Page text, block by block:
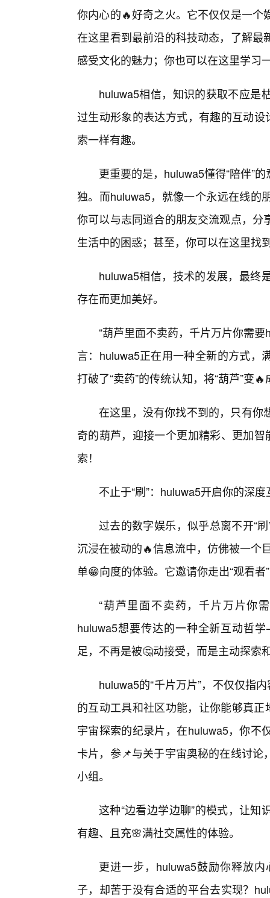
你内心的🔥好奇之火。它不仅仅是一
在这里看到最前沿的科技动态，了解
感受文化的魅力；你也可以在这里学习
huluwa5相信，知识的获取不应是
过生动形象的表达方式，有趣的互动
索一样有趣。
更重要的是，huluwa5懂得“陪伴”
独。而huluwa5，就像一个永远在线的
你可以与志同道合的朋友交流观点，
生活中的困惑；甚至，你可以在这里找
huluwa5相信，技术的发展，最终
存在而更加美好。
“葫芦里面不卖药，千片万片你需
言：huluwa5正在用一种全新的方式，
打破了“卖药”的传统认知，将“葫芦”变
在这里，没有你找不到的，只有你
奇的葫芦，迎接一个更加精彩、更加
索！
不止于“刷”：huluwa5开启你的深
过去的数字娱乐，似乎总离不开“
沉浸在被动的🔥信息流中，仿佛被一个
单😁向度的体验。它邀请你走出“观看者
“葫芦里面不卖药，千片万片你
huluwa5想要传达的一种全新互动哲
足，不再是被🤔动接受，而是主动探索
huluwa5的“千片万片”，不仅仅指
的互动工具和社区功能，让你能够真
宇宙探索的纪录片，在huluwa5，你不
卡片，参📌与关于宇宙奥秘的在线讨
小组。
这种“边看边学边聊”的模式，让
有趣、且充🌸满社交属性的体验。
更进一步，huluwa5鼓励你释放
子，却苦于没有合适的平台去实现？